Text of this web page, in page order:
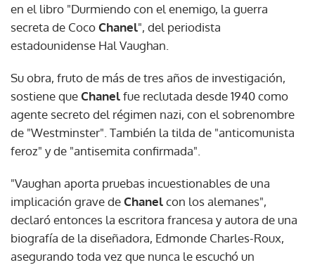
en el libro "Durmiendo con el enemigo, la guerra
secreta de CocoChanel", del periodista
estadounidense Hal Vaughan.
Su obra, fruto de más de tres años de investigación,
sostiene queChanelfue reclutada desde 1940 como
agente secreto del régimen nazi, con el sobrenombre
de "Westminster". También la tilda de "anticomunista
feroz" y de "antisemita confirmada".
"Vaughan aporta pruebas incuestionables de una
implicación grave deChanelcon los alemanes",
declaró entonces la escritora francesa y autora de una
biografía de la diseñadora, Edmonde Charles-Roux,
asegurando toda vez que nunca le escuchó un